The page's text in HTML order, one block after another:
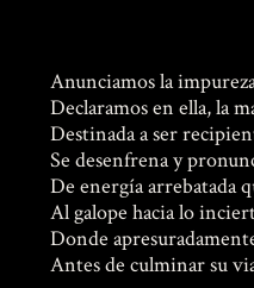
Anunciamos la
Declaramos en ella, la
Destinada a ser
Se desenfrena y
De energía arrebatada
Al galope hacia lo
Donde
Antes de culminar su